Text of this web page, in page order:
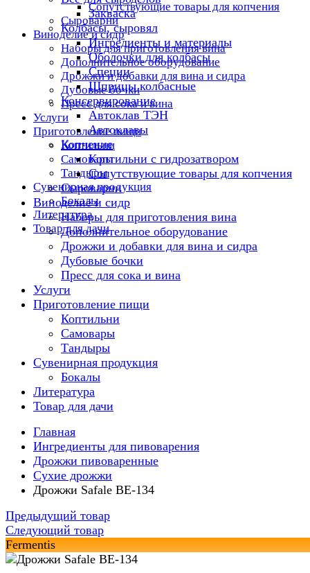
Сопутствующие товары для копчения
Сыроварни
Виноделие и сидр
Наборы для приготовления вина
Дополнительное оборудование
Дрожжи и добавки для вина и сидра
Дубовые бочки
Пресс для сока и вина
Услуги
Приготовление пищи
Коптильни
Самовары
Тандыры
Сувенирная продукция
Бокалы
Литература
Товар для дачи
Закваска
Колбасы, сыровял
Ингредиенты и материалы
Оболочки для колбасы
Специи
Шприцы колбасные
Консервирование
Автоклав ТЭН
Автоклавы
Копчение
Коптильни с гидрозатвором
Сопутствующие товары для копчения
Сыроварни
Виноделие и сидр
Наборы для приготовления вина
Дополнительное оборудование
Дрожжи и добавки для вина и сидра
Дубовые бочки
Пресс для сока и вина
Услуги
Приготовление пищи
Коптильни
Самовары
Тандыры
Сувенирная продукция
Бокалы
Литература
Товар для дачи
Главная
Ингредиенты для пивоварения
Дрожжи пивоваренные
Сухие дрожжи
Дрожжи Safale BE-134
Предыдущий товар
Следующий товар
Fermentis